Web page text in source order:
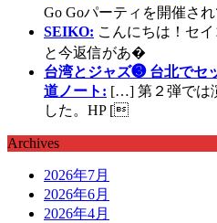
Go Goパーティを開催さ
SEIKO: こんにちは！セ
と今返信があ�
台湾とジャズ❸ 台北でセ
道ノート: […] 第２弾では
した。HP [
Archives
2026年7月
2026年6月
2026年4月